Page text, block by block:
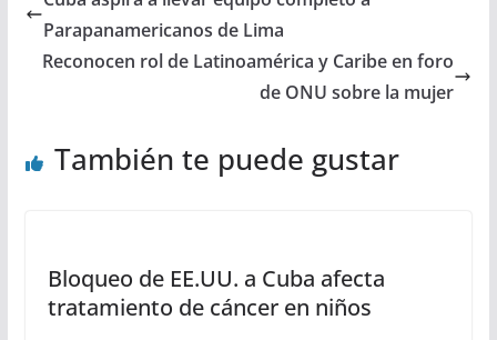
Parapanamericanos de Lima
Reconocen rol de Latinoamérica y Caribe en foro
de ONU sobre la mujer
También te puede gustar
Bloqueo de EE.UU. a Cuba afecta
tratamiento de cáncer en niños